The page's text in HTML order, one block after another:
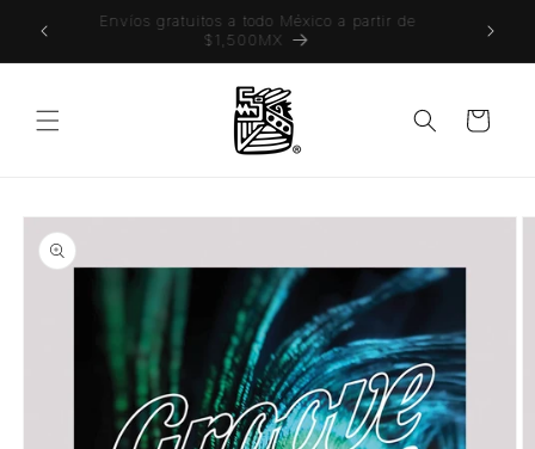
directamenteEnvíos gratuitos a todo México a partir de
$1,500MX
Carrito
directamente
información